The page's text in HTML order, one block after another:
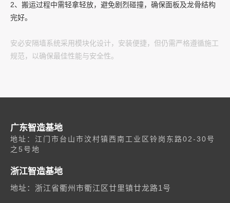
2、搬运过程中需轻拿轻放，避免剧烈碰撞，确保面板及龙骨结构
完好。
安必安隔墙系统采用模块化设计，安装便捷，但仍需严格遵循施工
规范，以确保最佳性能与安全性。
广东智造基地
地址：江门市台山市汶村镇西南工业区铃岗东路02-30号
之5号地
浙江智造基地
地址：浙江省衢州市衢江区廿里镇廿龙路1号